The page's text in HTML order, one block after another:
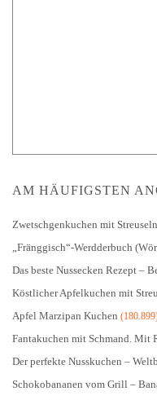
AM HÄUFIGSTEN
Zwetschgenkuchen mit
„Fränggisch“-Werdderbuch
Das beste Nussecken Rezept –
Köstlicher Apfelkuchen mit
Apfel Marzipan Kuchen
Fantakuchen mit Schmand. Mit
Der perfekte Nusskuchen –
Schokobananen vom Grill –